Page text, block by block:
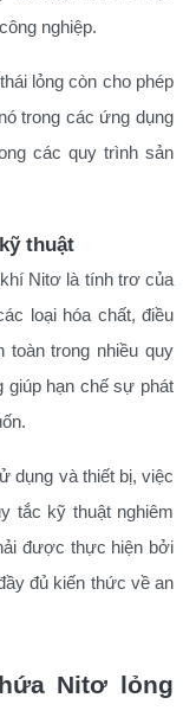
nghiệp.
lỏng còn cho phép
trong các ứng dụng
các quy trình sản
thuật
Nitơ là tính trơ của
loại hóa chất, điều
trong nhiều quy
hạn chế sự phát
dụng và thiết bị, việc
tắc kỹ thuật nghiêm
được thực hiện bởi
đủ kiến thức về an
Nitơ lỏng